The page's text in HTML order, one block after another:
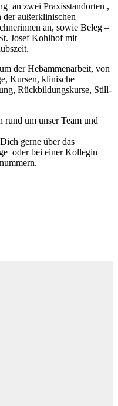
an zwei Praxisstandorten ,
außerklinischen
an, sowie Beleg –
Josef Kohlhof mit
der Hebammenarbeit, von
Kursen, klinische
Rückbildungskurse, Still-
rund um unser Team und
gerne über das
oder bei einer Kollegin